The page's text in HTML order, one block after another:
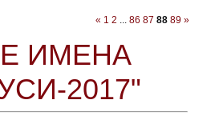
« 1 2 ... 86 87 88 89 »
ИМЕНА
2017"